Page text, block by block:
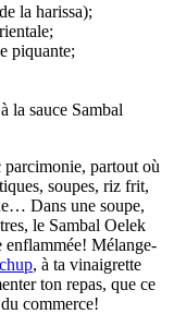
la harissa);
piquante;
la sauce Sambal
partout où
soupes, riz frit,
Dans une soupe,
le Sambal Oelek
enflammée! Mélange-
, à ta vinaigrette
ton repas, que ce
commerce!